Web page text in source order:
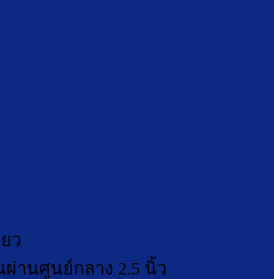
ว
านศูนย์กลาง 2.5 นิ้ว